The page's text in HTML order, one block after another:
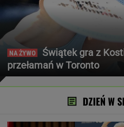
Świątek gra z
przełamań w Toronto
DZIEŃ W